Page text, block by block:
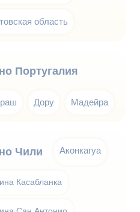
область
Португалия
Дору Мадейра
Чили Аконкагуа
Касабланка